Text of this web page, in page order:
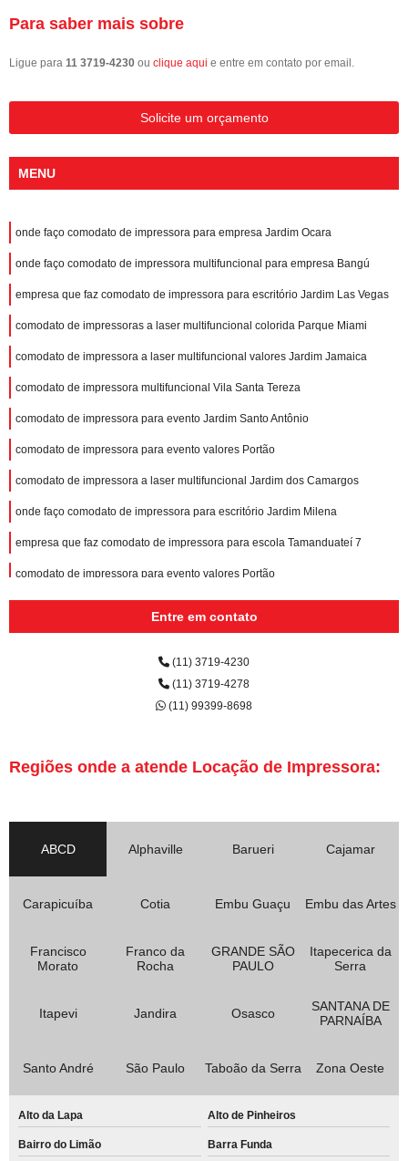
Para saber mais sobre
Ligue para 11 3719-4230 ou clique aqui e entre em contato por email.
Solicite um orçamento
MENU
onde faço comodato de impressora para empresa Jardim Ocara
onde faço comodato de impressora multifuncional para empresa Bangú
empresa que faz comodato de impressora para escritório Jardim Las Vegas
comodato de impressoras a laser multifuncional colorida Parque Miami
comodato de impressora a laser multifuncional valores Jardim Jamaica
comodato de impressora multifuncional Vila Santa Tereza
comodato de impressora para evento Jardim Santo Antônio
comodato de impressora para evento valores Portão
comodato de impressora a laser multifuncional Jardim dos Camargos
onde faço comodato de impressora para escritório Jardim Milena
empresa que faz comodato de impressora para escola Tamanduateí 7
comodato de impressora para evento valores Portão
comodato de impressoras a laser monocromática Cajamar
comodato de impressora para escola Rio Cotia
comodato de impressora para escritório Jardim João Ramalho
onde faço comodato de impressora para escola Embu das Artes
empresa que faz comodato de impressora a laser monocromática Vila
Assunção
comodato de impressora para escola valores São Miguel
comodato de impressora multifuncional para escritório Parque Erasmo
Assunção
comodato de impressoras para escola Miguel Mirizola
comodato de impressoras para escola Miguel Mirizola
comodato de impressora para escritório valores Bairro Santa Maria
comodato de impressora multifuncional para escritório valores Vila Eldízia
Entre em contato
(11) 3719-4230
(11) 3719-4278
(11) 99399-8698
Regiões onde a atende Locação de Impressora:
ABCD Alphaville Barueri Cajamar
Carapicuíba Cotia Embu Guaçu Embu das Artes
Francisco
Morato
Franco da
Rocha
GRANDE SÃO
PAULO
Itapecerica da
Serra
Itapevi Jandira Osasco
SANTANA DE
PARNAÍBA
Santo André São Paulo Taboão da Serra Zona Oeste
Alto da Lapa Alto de Pinheiros
Bairro do Limão Barra Funda